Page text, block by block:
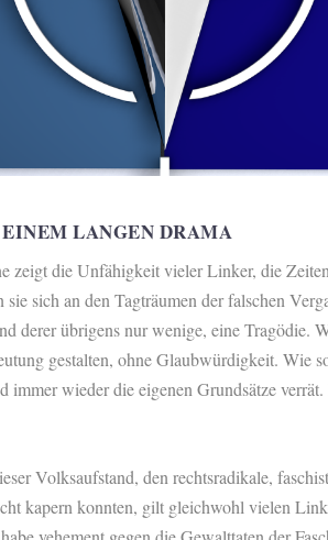
LANGEN DRAMA
zeigt die Unfähigkeit vieler Linker, die
sich an den Tagträumen der falschen
derer übrigens nur wenige, eine Tragödie.
gestalten, ohne Glaubwürdigkeit. Wie
immer wieder die eigenen Grundsätze
Volksaufstand, den rechtsradikale,
kapern konnten, gilt gleichwohl vielen